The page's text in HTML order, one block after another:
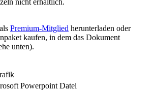
nicht erhältlich.
Premium-Mitglied herunterladen oder
kaufen, in dem das Dokument
unten).
Powerpoint Datei